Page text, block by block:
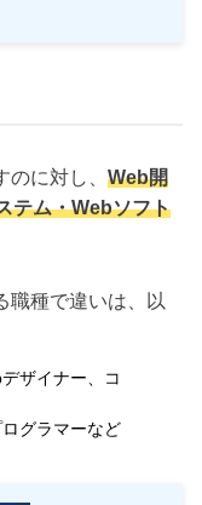
に対し、 Web開
テム・Webソフト
職種で違いは、以
ザイナー、コ
グラマーなど